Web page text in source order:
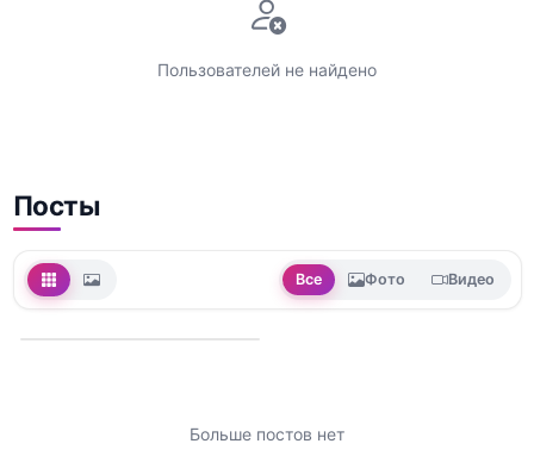
Пользователей не найдено
Посты
Все Фото Видео
Больше постов нет